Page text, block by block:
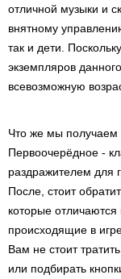
отличной музыки и
внятному
так и дети.
экземпляров
всевозможную
Что же мы получаем
Первоочерёдное -
раздражителем для
После, стоит
которые
происходящие в
Вам не стоит
или подбирать